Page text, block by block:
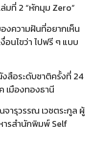
มที่ 2 “หักมุม Zero”
องความฝันที่อยากเห็น
นไขว่า ไปฟรี ๆ แบบ
สือระดับชาติครั้งที่ 24
เมืองทองธานี
ารุวรรณ เวชตระกูล ผู้
ารสำนักพิมพ์ Self